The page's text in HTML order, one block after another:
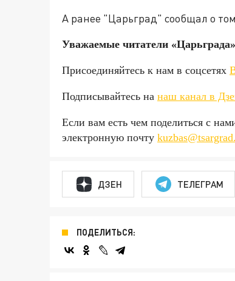
А ранее "Царьград" сообщал о
Уважаемые читатели
Присоединяйтесь к нам в соцсетях
Подписывайтесь на наш канал в
Если вам есть чем поделиться с
электронную почту
ДЗЕН ТЕЛЕГРАМ
ПОДЕЛИТЬСЯ: